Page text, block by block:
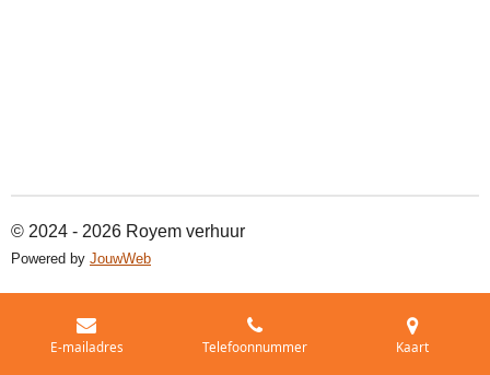
© 2024 - 2026 Royem verhuur
Powered by JouwWeb
E-mailadres Telefoonnummer Kaart